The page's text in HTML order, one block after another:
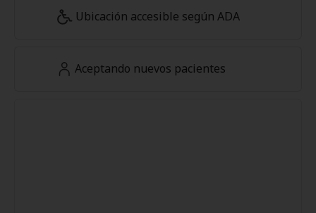
Ubicación accesible según ADA
Aceptando nuevos pacientes